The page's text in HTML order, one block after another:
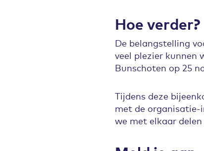
Hoe verder?
De belangstelling
veel plezier kunnen
Bunschoten op 25
Tijdens deze
met de organisatie-
we met elkaar